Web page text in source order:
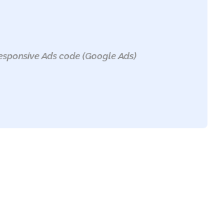
Ads code (Google Ads)